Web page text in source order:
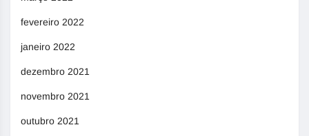
fevereiro 2022
janeiro 2022
dezembro 2021
novembro 2021
outubro 2021